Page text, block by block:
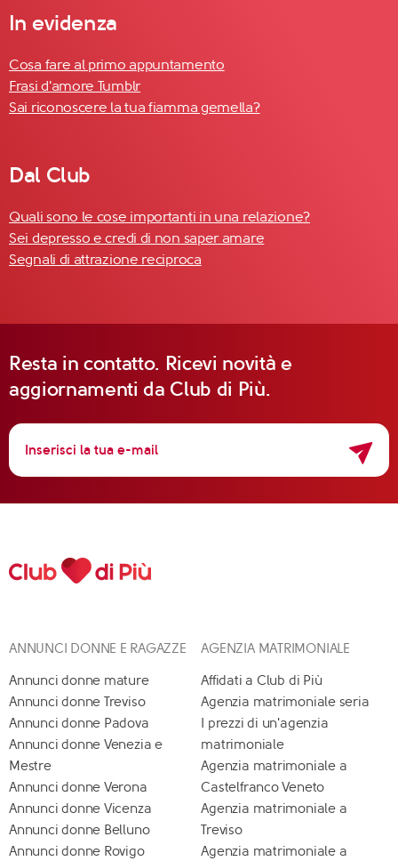
In evidenza
Cosa fare al primo appuntamento
Frasi d'amore Tumblr
Sai riconoscere la tua fiamma gemella?
Dal Club
Quali sono le cose importanti in una relazione?
Sei depresso e credi di non saper amare
Segnali di attrazione reciproca
Resta in contatto. Ricevi novità e
aggiornamenti da Club di Più.
ANNUNCI DONNE E RAGAZZE
Annunci donne mature
Annunci donne Treviso
Annunci donne Padova
Annunci donne Venezia e
Mestre
Annunci donne Verona
Annunci donne Vicenza
Annunci donne Belluno
Annunci donne Rovigo
AGENZIA MATRIMONIALE
Affidati a Club di Più
Agenzia matrimoniale seria
I prezzi di un'agenzia
matrimoniale
Agenzia matrimoniale a
Castelfranco Veneto
Agenzia matrimoniale a
Treviso
Agenzia matrimoniale a